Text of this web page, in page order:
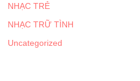
NHẠC TRẺ
NHẠC TRỮ TÌNH
Uncategorized